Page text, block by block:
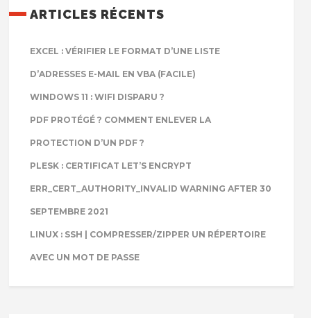
ARTICLES RÉCENTS
EXCEL : VÉRIFIER LE FORMAT D’UNE LISTE
D’ADRESSES E-MAIL EN VBA (FACILE)
WINDOWS 11 : WIFI DISPARU ?
PDF PROTÉGÉ ? COMMENT ENLEVER LA
PROTECTION D’UN PDF ?
PLESK : CERTIFICAT LET’S ENCRYPT
ERR_CERT_AUTHORITY_INVALID WARNING AFTER 30
SEPTEMBRE 2021
LINUX : SSH | COMPRESSER/ZIPPER UN RÉPERTOIRE
AVEC UN MOT DE PASSE